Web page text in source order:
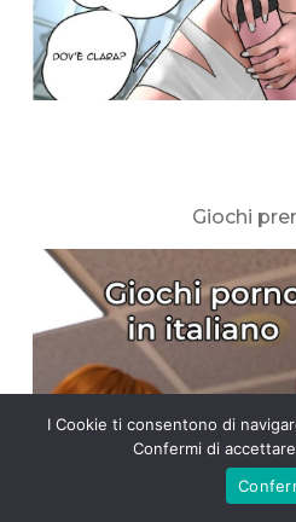
Giochi
I Cookie ti consentono di
Confermi di